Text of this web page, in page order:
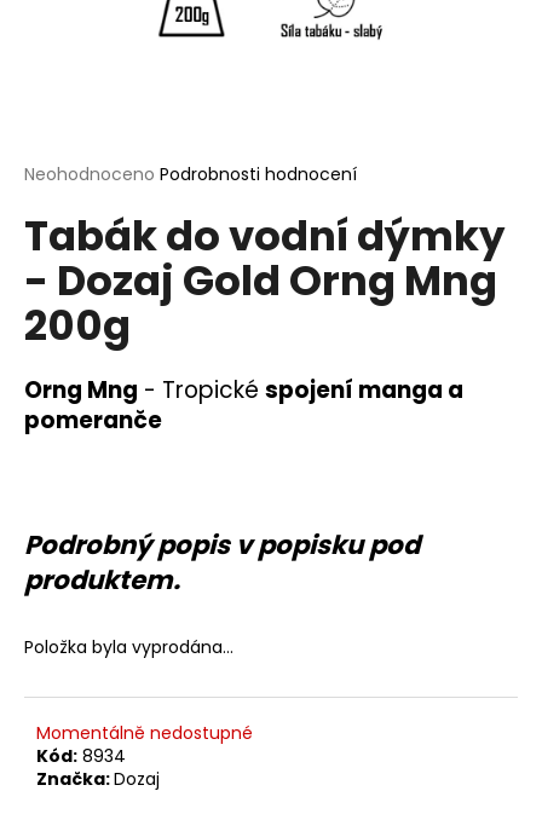
Průměrné
produktu
z
5
hvězdiček.
Neohodnoceno Podrobnosti hodnocení
Tabák do vodní dýmky
- Dozaj Gold Orng Mng
200g
Orng Mng - Tropické spojení manga a
pomeranče
Podrobný popis v popisku pod
produktem.
Položka byla vyprodána…
Momentálně nedostupné
Kód: 8934
Značka:Dozaj
HLEDAT
D
o
p
č
u
j
m